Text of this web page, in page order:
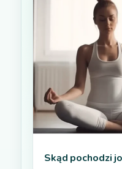
Skąd pochodzi